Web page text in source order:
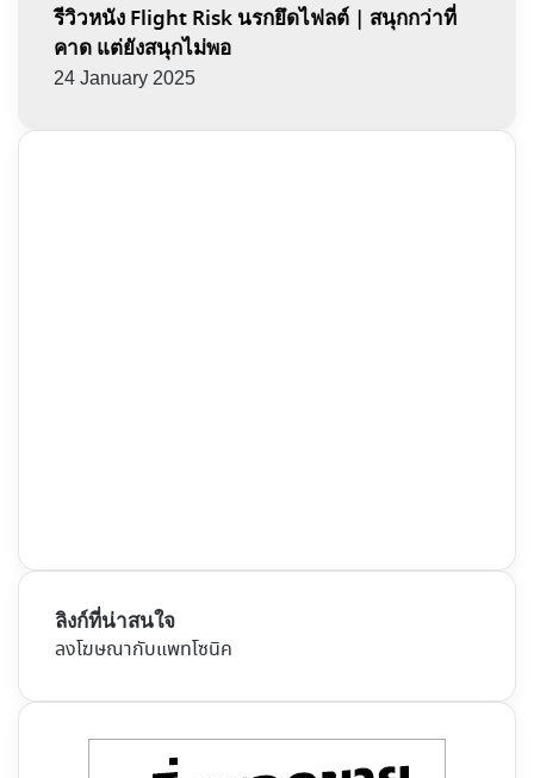
รีวิวหนัง Flight Risk นรกยึดไฟลต์ | สนุกกว่าที่
คาด แต่ยังสนุกไม่พอ
24 January 2025
ลิงก์ที่น่าสนใจ
ลงโฆษณากับแพทโซนิค